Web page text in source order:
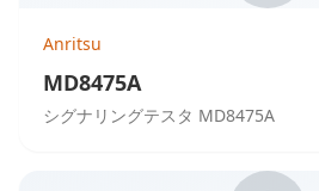
Anritsu
MD8475A
シグナリングテスタ MD8475A